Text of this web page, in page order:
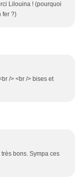
Lilouina ! (pourquoi
fer ?)
/> <br /> bises et
bons. Sympa ces